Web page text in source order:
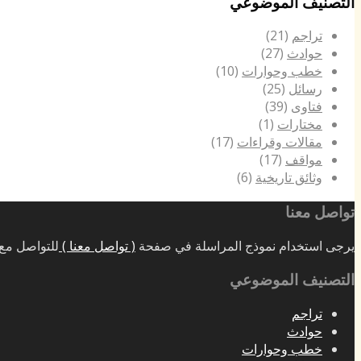
تراجم (21)
حوادث (27)
خطب وحوارات (10)
رسائل (25)
فتاوى (39)
مختارات (1)
مقالات وقراءات (17)
مواقف (17)
وثائق تاريخية (6)
تواصل معنا
يرجى استخدام نموذج المراسلة في صفحة ( تواصل معنا ) للتواصل
التصنيف الموضوعي
تراجم
حوادث
خطب وحوارات